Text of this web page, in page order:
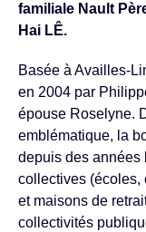
familiale Nault
Hai LÊ.
Basée à Availles-
en 2004 par
épouse Roselyne.
emblématique, la
depuis des années
collectives (écoles,
et maisons de
collectivités